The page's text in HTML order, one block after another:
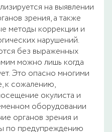
на выявлении
зрения, а также
методы коррекции и
нарушений.
без выраженных
можно лишь когда
Это опасно многими
к сожалению,
окулиста и
оборудовании
органов зрения и
по предупреждению